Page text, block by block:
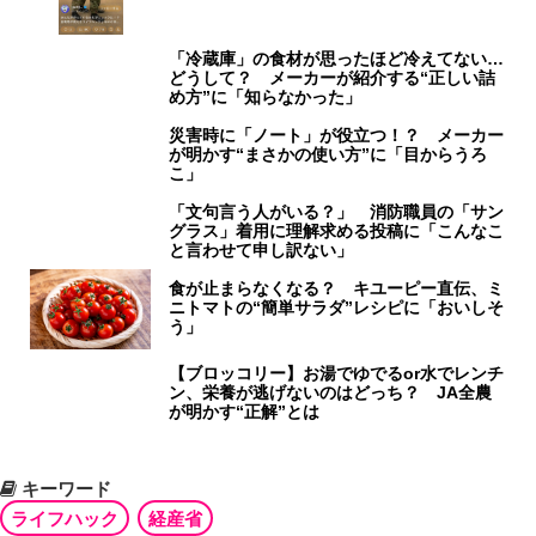
「冷蔵庫」の食材が思ったほど冷えてない…
どうして？ メーカーが紹介する“正しい詰
め方”に「知らなかった」
災害時に「ノート」が役立つ！？ メーカー
が明かす“まさかの使い方”に「目からうろ
こ」
「文句言う人がいる？」 消防職員の「サン
グラス」着用に理解求める投稿に「こんなこ
と言わせて申し訳ない」
食が止まらなくなる？ キユーピー直伝、ミ
ニトマトの“簡単サラダ”レシピに「おいしそ
う」
【ブロッコリー】お湯でゆでるor水でレンチ
ン、栄養が逃げないのはどっち？ JA全農
が明かす“正解”とは
キーワード
ライフハック
経産省